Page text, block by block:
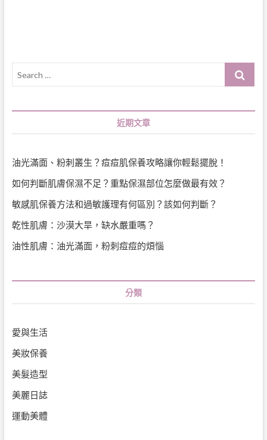
Search
近期文章
油光滿面、粉刺叢生？痘痘肌保養攻略讓你輕鬆擺脫！
如何判斷肌膚保濕不足？重點保濕部位怎麼做最有效？
敏感肌保養方法和過敏護理有何區別？該如何判斷？
乾性肌膚：沙漠大旱，缺水嚴重嗎？
油性肌膚：油光滿面，粉刺痘痘的煩惱
分類
愛與生活
美妝保養
美髮造型
美麗日誌
運動美體